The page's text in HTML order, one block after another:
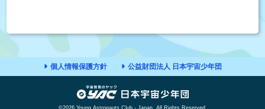
個人情報保護方針 公益財団法人 日本宇宙少年団
©2026 Young Astronauts Club - Japan, All Rights Reserved.